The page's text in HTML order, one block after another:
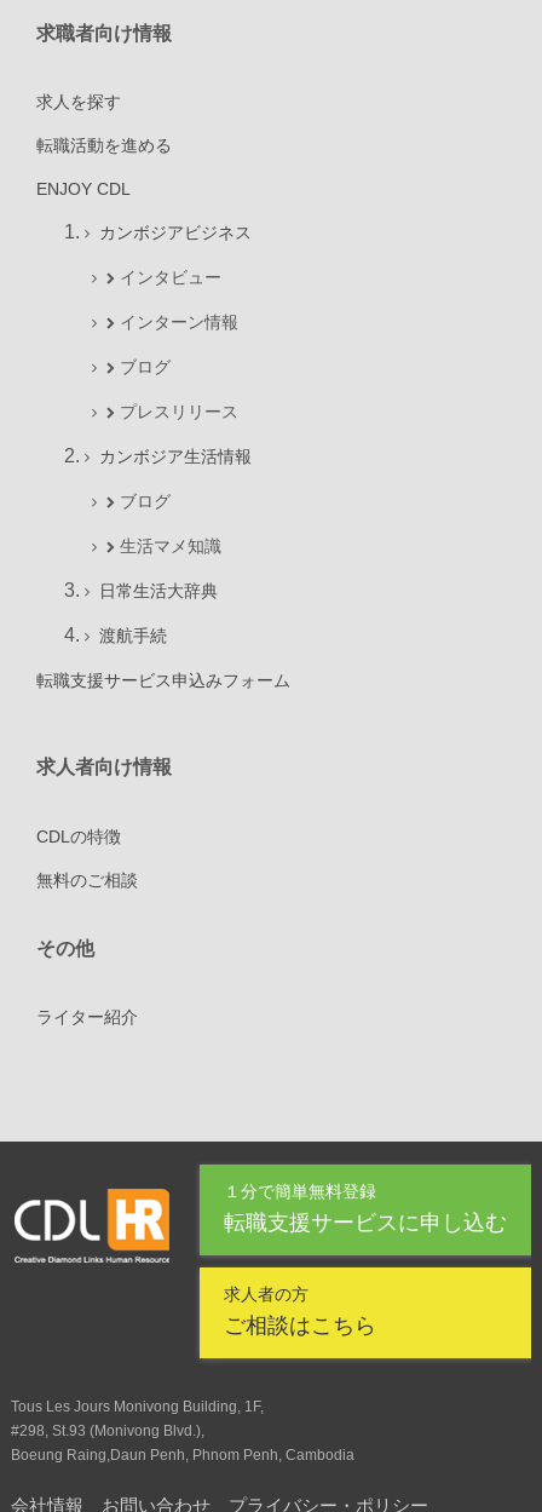
求職者向け情報
求人を探す
転職活動を進める
ENJOY CDL
カンボジアビジネス
インタビュー
インターン情報
ブログ
プレスリリース
カンボジア生活情報
ブログ
生活マメ知識
日常生活大辞典
渡航手続
転職支援サービス申込みフォーム
求人者向け情報
CDLの特徴
無料のご相談
その他
ライター紹介
１分で簡単無料登録
転職支援サービスに申し込む
求人者の方
ご相談はこちら
Tous Les Jours Monivong Building, 1F,
#298, St.93 (Monivong Blvd.),
Boeung Raing,Daun Penh, Phnom Penh, Cambodia
会社情報 お問い合わせ プライバシー・ポリシー